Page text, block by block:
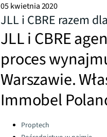
05 kwietnia 2020
JLL i CBRE razem
JLL i CBRE
proces
Warszawie.
Immobel
Categories:
Proptech